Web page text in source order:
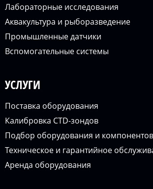
Лабораторные исследования
Аквакультура и рыборазведение
Промышленные датчики
Вспомогательные системы
УСЛУГИ
Поставка оборудования
Калибровка CTD-зондов
Подбор оборудования и компонентов
Техническое и гарантийное
Аренда оборудования